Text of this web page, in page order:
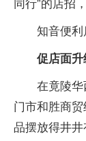
同行”的店招
知音便利
促店面
在竟陵
门市和胜商
品摆放得井井